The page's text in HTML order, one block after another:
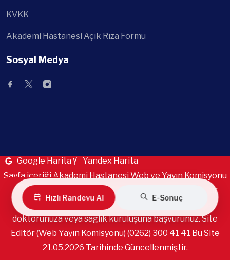
Hızlı Randevu Al E-Sonuç
KVKK
Akademi Hastanesi Açık Rıza Formu
Sosyal Medya
Sayfa içeriği Akademi Hastanesi Web ve Yayın Komisyonu
tarafından sadece bilgilendirme amaçlı hazırlanmıştır.
Tüm sorularınız, teşhis, tanı ve tedavi için mutlaka
doktorunuza veya sağlık kuruluşuna başvurunuz. Site
Editör (Web Yayın Komisyonu) (0262) 300 41 41 Bu Site
21.05.2026 Tarihinde Güncellenmiştir.
Google Harita Yandex Harita
Ulaşım